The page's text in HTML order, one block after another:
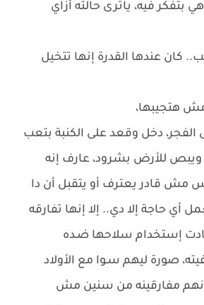
بتفكر فيه، ياترى حالته أزاي
كان عندها القدرة إنها تتخيل
هتجيبها،
الفجر، دخل وقعد على الكنبة بتعب
ويبص للأرض بشرود، عارف إنه
مش قادر يعترف أو يتقبل أن دا
أي حاجة إلا دي.. إلا إنها تفارقه
إستخدام سلاحها ضـده
صورة ليهم سـوا مع الأولاد
مفارقينه من سنين مش